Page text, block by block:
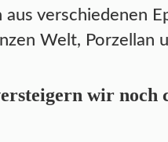
aus verschiedenen
Welt, Porzellan
wir noch